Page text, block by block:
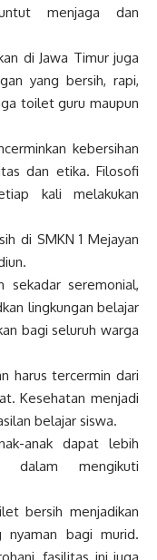
menjaga dan
di Jawa Timur juga
yang bersih, rapi,
toilet guru maupun
kebersihan
dan etika. Filosofi
kali melakukan
di SMKN 1 Mejayan
sekadar seremonial,
lingkungan belajar
bagi seluruh warga
harus tercermin dari
Kesehatan menjadi
belajar siswa.
anak dapat lebih
dalam mengikuti
bersih menjadikan
nyaman bagi murid.